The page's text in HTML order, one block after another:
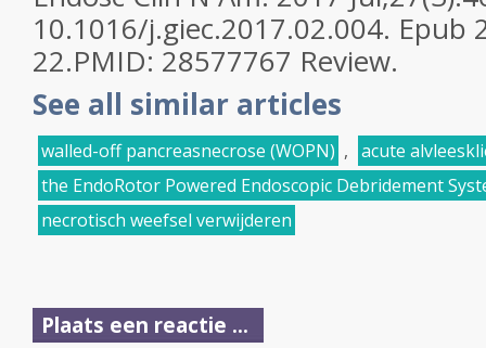
10.1016/j.giec.2017.02.004. Epub
22.PMID: 28577767 Review.
See all similar articles
walled-off pancreasnecrose (WOPN) , acute
the EndoRotor Powered Endoscopic Debridement
necrotisch weefsel verwijderen
Plaats een reactie ...